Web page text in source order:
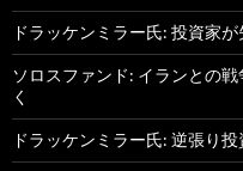
ドラッケンミラー氏: 投資家
ソロスファンド: イランとの
く
ドラッケンミラー氏: 逆張り